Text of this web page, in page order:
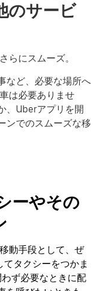
のサービ
らにスムーズ。
など、必要な場所へ
は必要ありませ
、Uberアプリを開
ンでのスムーズな移
ーやその
動手段として、ぜ
タクシーをつかま
ず必要なときに配